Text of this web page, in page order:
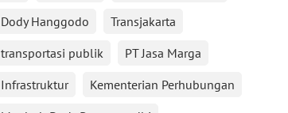
Dody Hanggodo
Transjakarta
transportasi publik
PT Jasa Marga
Infrastruktur
Kementerian Perhubungan